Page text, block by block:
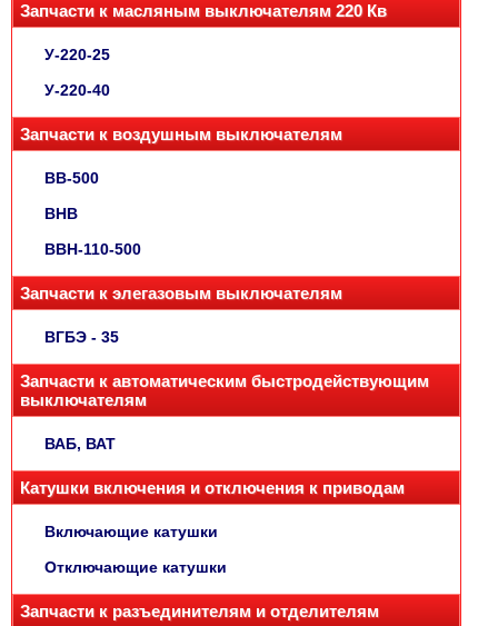
Запчасти к масляным выключателям 220 Кв
У-220-25
У-220-40
Запчасти к воздушным выключателям
ВВ-500
ВНВ
ВВН-110-500
Запчасти к элегазовым выключателям
ВГБЭ - 35
Запчасти к автоматическим быстродействующим
выключателям
ВАБ, ВАТ
Катушки включения и отключения к приводам
Включающие катушки
Отключающие катушки
Запчасти к разъединителям и отделителям